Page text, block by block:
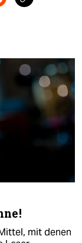
mit denen